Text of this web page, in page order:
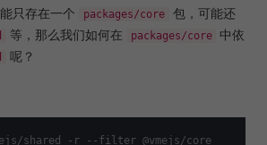
只存在一个 packages/core
包，可能还
等，那么我们如何在 packages/core
中依
呢？